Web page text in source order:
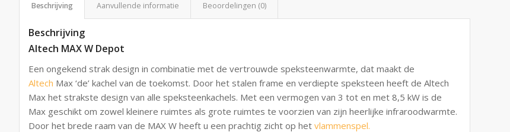
Beschrijving Aanvullende informatie Beoordelingen (0)
Beschrijving
Altech MAX W Depot
Een ongekend strak design in combinatie met de vertrouwde speksteenwarmte, dat maakt de
Altech Max ‘de’ kachel van de toekomst. Door het stalen frame en verdiepte speksteen heeft de Altech
Max het strakste design van alle speksteenkachels. Met een vermogen van 3 tot en met 8,5 kW is de
Max geschikt om zowel kleinere ruimtes als grote ruimtes te voorzien van zijn heerlijke infraroodwarmte.
Door het brede raam van de MAX W heeft u een prachtig zicht op hetvlammenspel.